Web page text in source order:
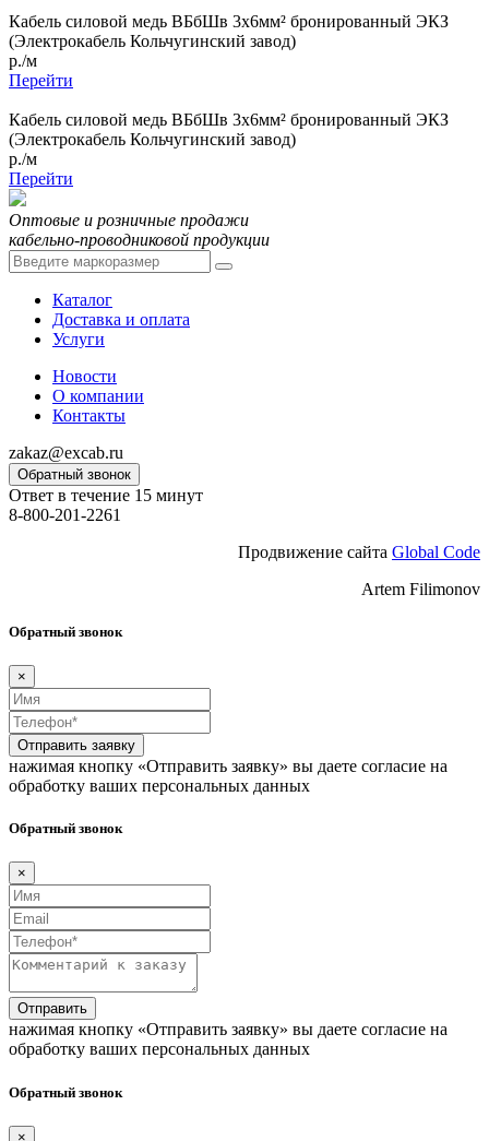
Кабель силовой медь ВБбШв 3x6мм² бронированный ЭКЗ
(Электрокабель Кольчугинский завод)
р./м
Перейти
Кабель силовой медь ВБбШв 3x6мм² бронированный ЭКЗ
(Электрокабель Кольчугинский завод)
р./м
Перейти
Оптовые и розничные продажи
кабельно-проводниковой продукции
Каталог
Доставка и оплата
Услуги
Новости
О компании
Контакты
zakaz@excab.ru
Обратный звонок
Ответ в течение 15 минут
8-800-201-2261
Продвижение сайта Global Code
Artem Filimonov
Обратный звонок
×
Отправить заявку
нажимая кнопку «Отправить заявку» вы даете согласие на
обработку ваших персональных данных
Обратный звонок
×
Отправить
нажимая кнопку «Отправить заявку» вы даете согласие на
обработку ваших персональных данных
Обратный звонок
×